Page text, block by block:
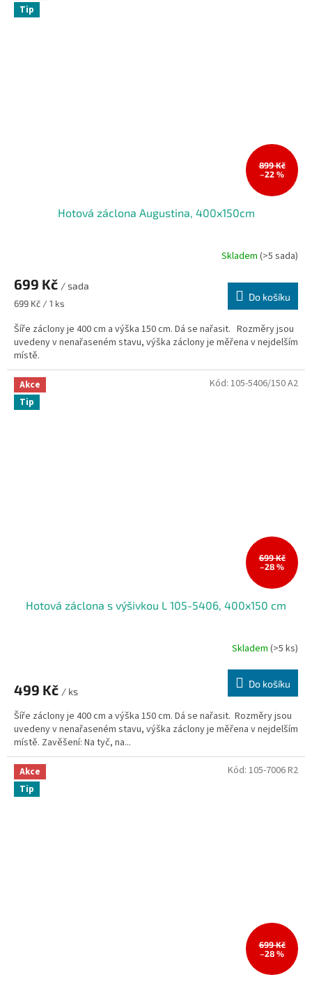
Tip
899 Kč
–22 %
Hotová záclona Augustina, 400x150cm
Skladem (>5 sada)
699 Kč / sada
Měrná
699 Kč / 1 ks
Do košíku
Šíře záclony je 400 cm a výška 150 cm. Dá se nařasit. Rozměry jsou
uvedeny v nenařaseném stavu, výška záclony je měřena v nejdelším
místě.
Akce
Tip
699 Kč
–28 %
Hotová záclona s výšivkou L 105-5406, 400x150 cm
Skladem (>5 ks)
499 Kč / ks
Do košíku
Šíře záclony je 400 cm a výška 150 cm. Dá se nařasit. Rozměry jsou
uvedeny v nenařaseném stavu, výška záclony je měřena v nejdelším
místě. Zavěšení: Na tyč, na...
Kód: 105-5406/150 A2
Akce
Tip
699 Kč
–28 %
Kód: 105-7006 R2